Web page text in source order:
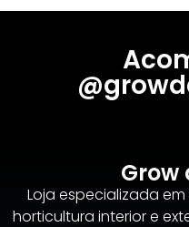
Grow
Loja especializada
horticultura interior e